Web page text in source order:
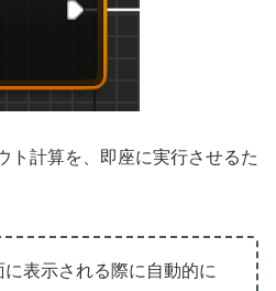
ト計算を、即座に実行させるた
表示される際に自動的に